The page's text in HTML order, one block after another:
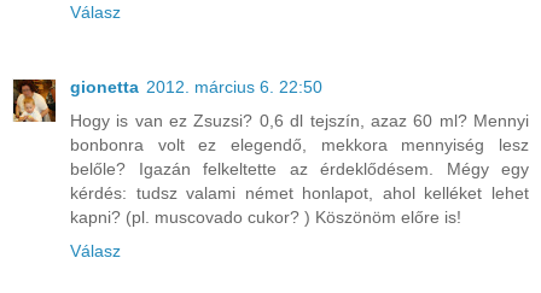
Válasz
gionetta 2012. március 6. 22:50
Hogy is van ez Zsuzsi? 0,6 dl tejszín, azaz 60 ml? Mennyi
bonbonra volt ez elegendő, mekkora mennyiség lesz
belőle? Igazán felkeltette az érdeklődésem. Mégy egy
kérdés: tudsz valami német honlapot, ahol kelléket lehet
kapni? (pl. muscovado cukor? ) Köszönöm előre is!
Válasz